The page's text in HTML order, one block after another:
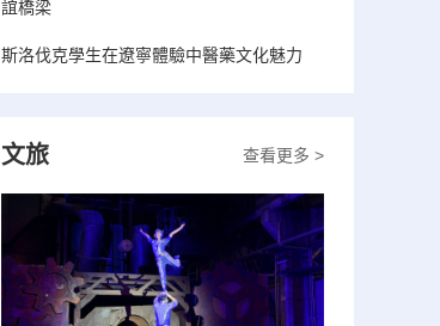
誼橋梁
斯洛伐克學生在遼寧體驗中醫藥文化魅力
查看更多 >
文旅